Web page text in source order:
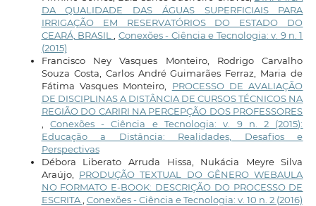
DA QUALIDADE DAS ÁGUAS SUPERFICIAIS PARA
IRRIGAÇÃO EM RESERVATÓRIOS DO ESTADO DO
CEARÁ, BRASIL
Conexões - Ciência e Tecnologia: v. 9 n. 1
(2015)
Francisco Ney Vasques Monteiro, Rodrigo Carvalho
Souza Costa, Carlos André Guimarães Ferraz, Maria de
Fátima Vasques Monteiro, PROCESSO DE AVALIAÇÃO
DE DISCIPLINAS A DISTÂNCIA DE CURSOS TÉCNICOS NA
REGIÃO DO CARIRI NA PERCEPÇÃO DOS PROFESSORES
Conexões - Ciência e Tecnologia: v. 9 n. 2 (2015):
Educação a Distância: Realidades, Desafios e
Perspectivas
Débora Liberato Arruda Hissa, Nukácia Meyre Silva
Araújo, PRODUÇÃO TEXTUAL DO GÊNERO WEBAULA
NO FORMATO E-BOOK: DESCRIÇÃO DO PROCESSO DE
ESCRITA Conexões - Ciência e Tecnologia: v. 10 n. 2 (2016)